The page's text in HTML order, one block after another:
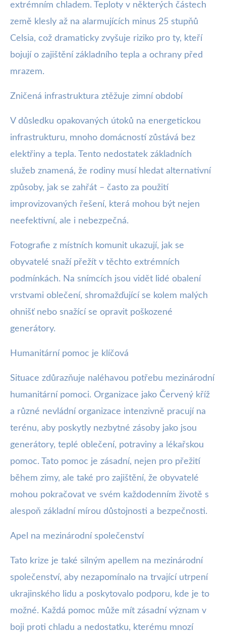
extrémním chladem. Teploty v některých částech
země klesly až na alarmujících minus 25 stupňů
Celsia, což dramaticky zvyšuje riziko pro ty, kteří
bojují o zajištění základního tepla a ochrany před
mrazem.
Zničená infrastruktura ztěžuje zimní období
V důsledku opakovaných útoků na energetickou
infrastrukturu, mnoho domácností zůstává bez
elektřiny a tepla. Tento nedostatek základních
služeb znamená, že rodiny musí hledat alternativní
způsoby, jak se zahřát – často za použití
improvizovaných řešení, která mohou být nejen
neefektivní, ale i nebezpečná.
Fotografie z místních komunit ukazují, jak se
obyvatelé snaží přežít v těchto extrémních
podmínkách. Na snímcích jsou vidět lidé obalení
vrstvami oblečení, shromažďující se kolem malých
ohnišť nebo snažící se opravit poškozené
generátory.
Humanitární pomoc je klíčová
Situace zdůrazňuje naléhavou potřebu mezinárodní
humanitární pomoci. Organizace jako Červený kříž
a různé nevládní organizace intenzivně pracují na
terénu, aby poskytly nezbytné zásoby jako jsou
generátory, teplé oblečení, potraviny a lékařskou
pomoc. Tato pomoc je zásadní, nejen pro přežití
během zimy, ale také pro zajištění, že obyvatelé
mohou pokračovat ve svém každodenním životě s
alespoň základní mírou důstojnosti a bezpečnosti.
Apel na mezinárodní společenství
Tato krize je také silným apellem na mezinárodní
společenství, aby nezapomínalo na trvající utrpení
ukrajinského lidu a poskytovalo podporu, kde je to
možné. Každá pomoc může mít zásadní význam v
boji proti chladu a nedostatku, kterému mnozí